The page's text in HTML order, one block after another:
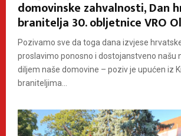
domovinske zahvalnosti, Dan
branitelja 30. obljetnice VRO
Pozivamo sve da toga dana izvjese
proslavimo ponosno i dostojanstveno našu
diljem naše domovine – poziv je upućen iz
braniteljima...